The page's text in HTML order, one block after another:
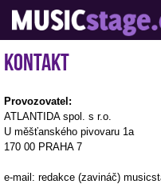
S muzikanty pro muzikanty
Kontakt
Provozovatel:
ATLANTIDA spol. s r.o.
U měšťanského pivovaru 1a
170 00 PRAHA 7
e-mail: redakce (zavináč)